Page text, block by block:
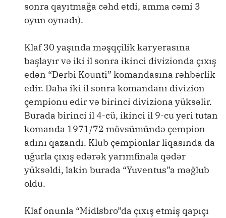
sonra qayıtmağa cəhd etdi, amma cəmi 3
oyun oynadı).
Klaf 30 yaşında məşqçilik karyerasına
başlayır və iki il sonra ikinci divizionda çıxış
edən “Derbi Kounti” komandasına rəhbərlik
edir. Daha iki il sonra komandanı divizion
çempionu edir və birinci diviziona yüksəlir.
Burada birinci il 4-cü, ikinci il 9-cu yeri tutan
komanda 1971/72 mövsümündə çempion
adını qazandı. Klub çempionlar liqasında da
uğurla çıxış edərək yarımfinala qədər
yüksəldi, lakin burada “Yuventus”a məğlub
oldu.
Klaf onunla “Midlsbro”da çıxış etmiş qapıçı